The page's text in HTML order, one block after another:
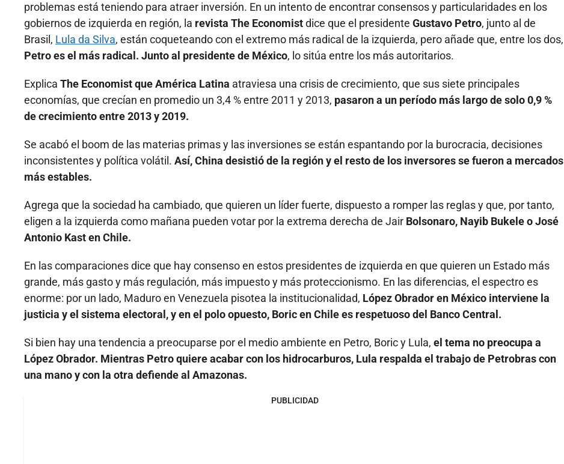
problemas está teniendo para atraer inversión. En un intento de encontrar consensos y particularidades en los
gobiernos de izquierda en región, la revista The Economistdice que el presidente Gustavo Petro, junto al de
Brasil, Lula da Silva, están coqueteando con el extremo más radical de la izquierda, pero añade que, entre los dos,
Petro es el más radical. Junto al presidente de México, lo sitúa entre los más autoritarios.
Explica The Economist que América Latina atraviesa una crisis de crecimiento, que sus siete principales
economías, que crecían en promedio un 3,4 % entre 2011 y 2013, pasaron a un período más largo de solo 0,9 %
de crecimiento entre 2013 y 2019.
Se acabó el boom de las materias primas y las inversiones se están espantando por la burocracia, decisiones
inconsistentes y política volátil. Así, China desistió de la región y el resto de los inversores se fueron a mercados
más estables.
Agrega que la sociedad ha cambiado, que quieren un líder fuerte, dispuesto a romper las reglas y que, por tanto,
eligen a la izquierda como mañana pueden votar por la extrema derecha de Jair Bolsonaro, Nayib Bukele o José
Antonio Kast en Chile.
En las comparaciones dice que hay consenso en estos presidentes de izquierda en que quieren un Estado más
grande, más gasto y más regulación, más impuesto y más proteccionismo. En las diferencias, el espectro es
enorme: por un lado, Maduro en Venezuela pisotea la institucionalidad, López Obrador en México interviene la
justicia y el sistema electoral, y en el polo opuesto, Boric en Chile es respetuoso del Banco Central.
Si bien hay una tendencia a preocuparse por el medio ambiente en Petro, Boric y Lula, el tema no preocupa a
López Obrador. Mientras Petro quiere acabar con los hidrocarburos, Lula respalda el trabajo de Petrobras con
una mano y con la otra defiende al Amazonas.
PUBLICIDAD